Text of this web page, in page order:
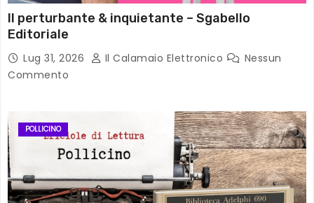
Il perturbante & inquietante – Sgabello
Editoriale
Lug 31, 2026 Il Calamaio Elettronico
Nessun
Commento
POLLICINO